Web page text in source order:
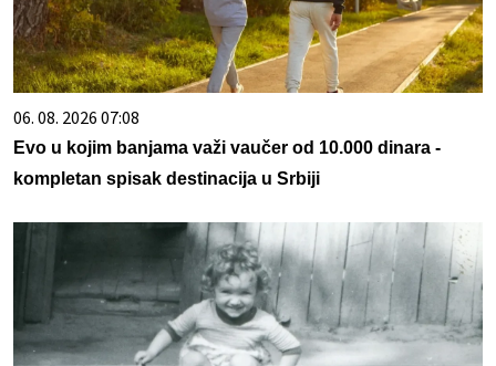
06. 08. 2026 07:08
Evo u kojim banjama važi vaučer od 10.000 dinara -
kompletan spisak destinacija u Srbiji